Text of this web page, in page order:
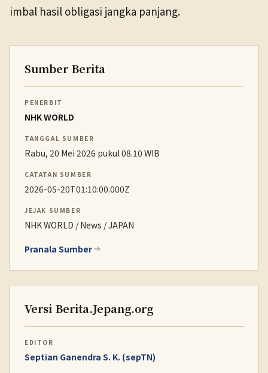
imbal hasil obligasi jangka panjang.
Sumber Berita
PENERBIT
NHK WORLD
TANGGAL SUMBER
Rabu, 20 Mei 2026 pukul 08.10 WIB
CATATAN SUMBER
2026-05-20T01:10:00.000Z
JEJAK SUMBER
NHK WORLD / News / JAPAN
Pranala Sumber
Versi Berita.Jepang.org
EDITOR
Septian Ganendra S. K. (sepTN)